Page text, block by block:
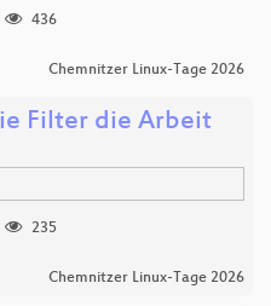
436
Chemnitzer Linux-Tage 2026
Filter die Arbeit
235
Chemnitzer Linux-Tage 2026